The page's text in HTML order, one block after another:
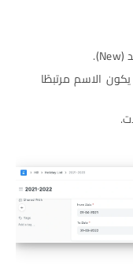
الاسم مرتبطًا